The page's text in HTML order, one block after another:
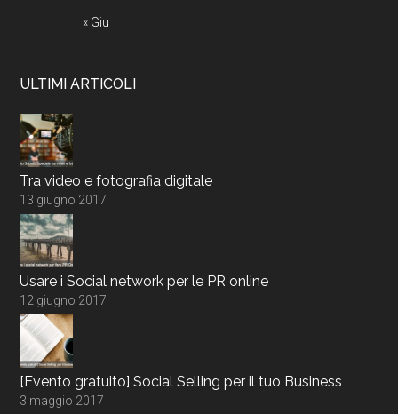
« Giu
ULTIMI ARTICOLI
Tra video e fotografia digitale
13 giugno 2017
Usare i Social network per le PR online
12 giugno 2017
[Evento gratuito] Social Selling per il tuo Business
3 maggio 2017